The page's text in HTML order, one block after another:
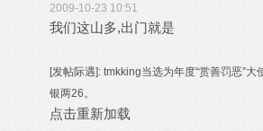
2009-10-23 10:51
我们这山多,出门就是
[发帖际遇]: tmkking当选为年度“赏善罚恶”
银两26。
点击重新加载